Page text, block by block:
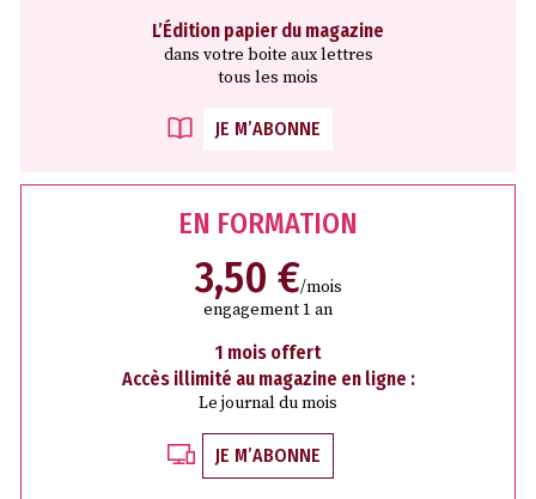
L’Édition papier du magazine
dans votre boite aux lettres
tous les mois
JE M’ABONNE
EN FORMATION
3,50 €/mois
engagement 1 an
1 mois offert
Accès illimité au magazine en ligne :
Le journal du mois
JE M’ABONNE